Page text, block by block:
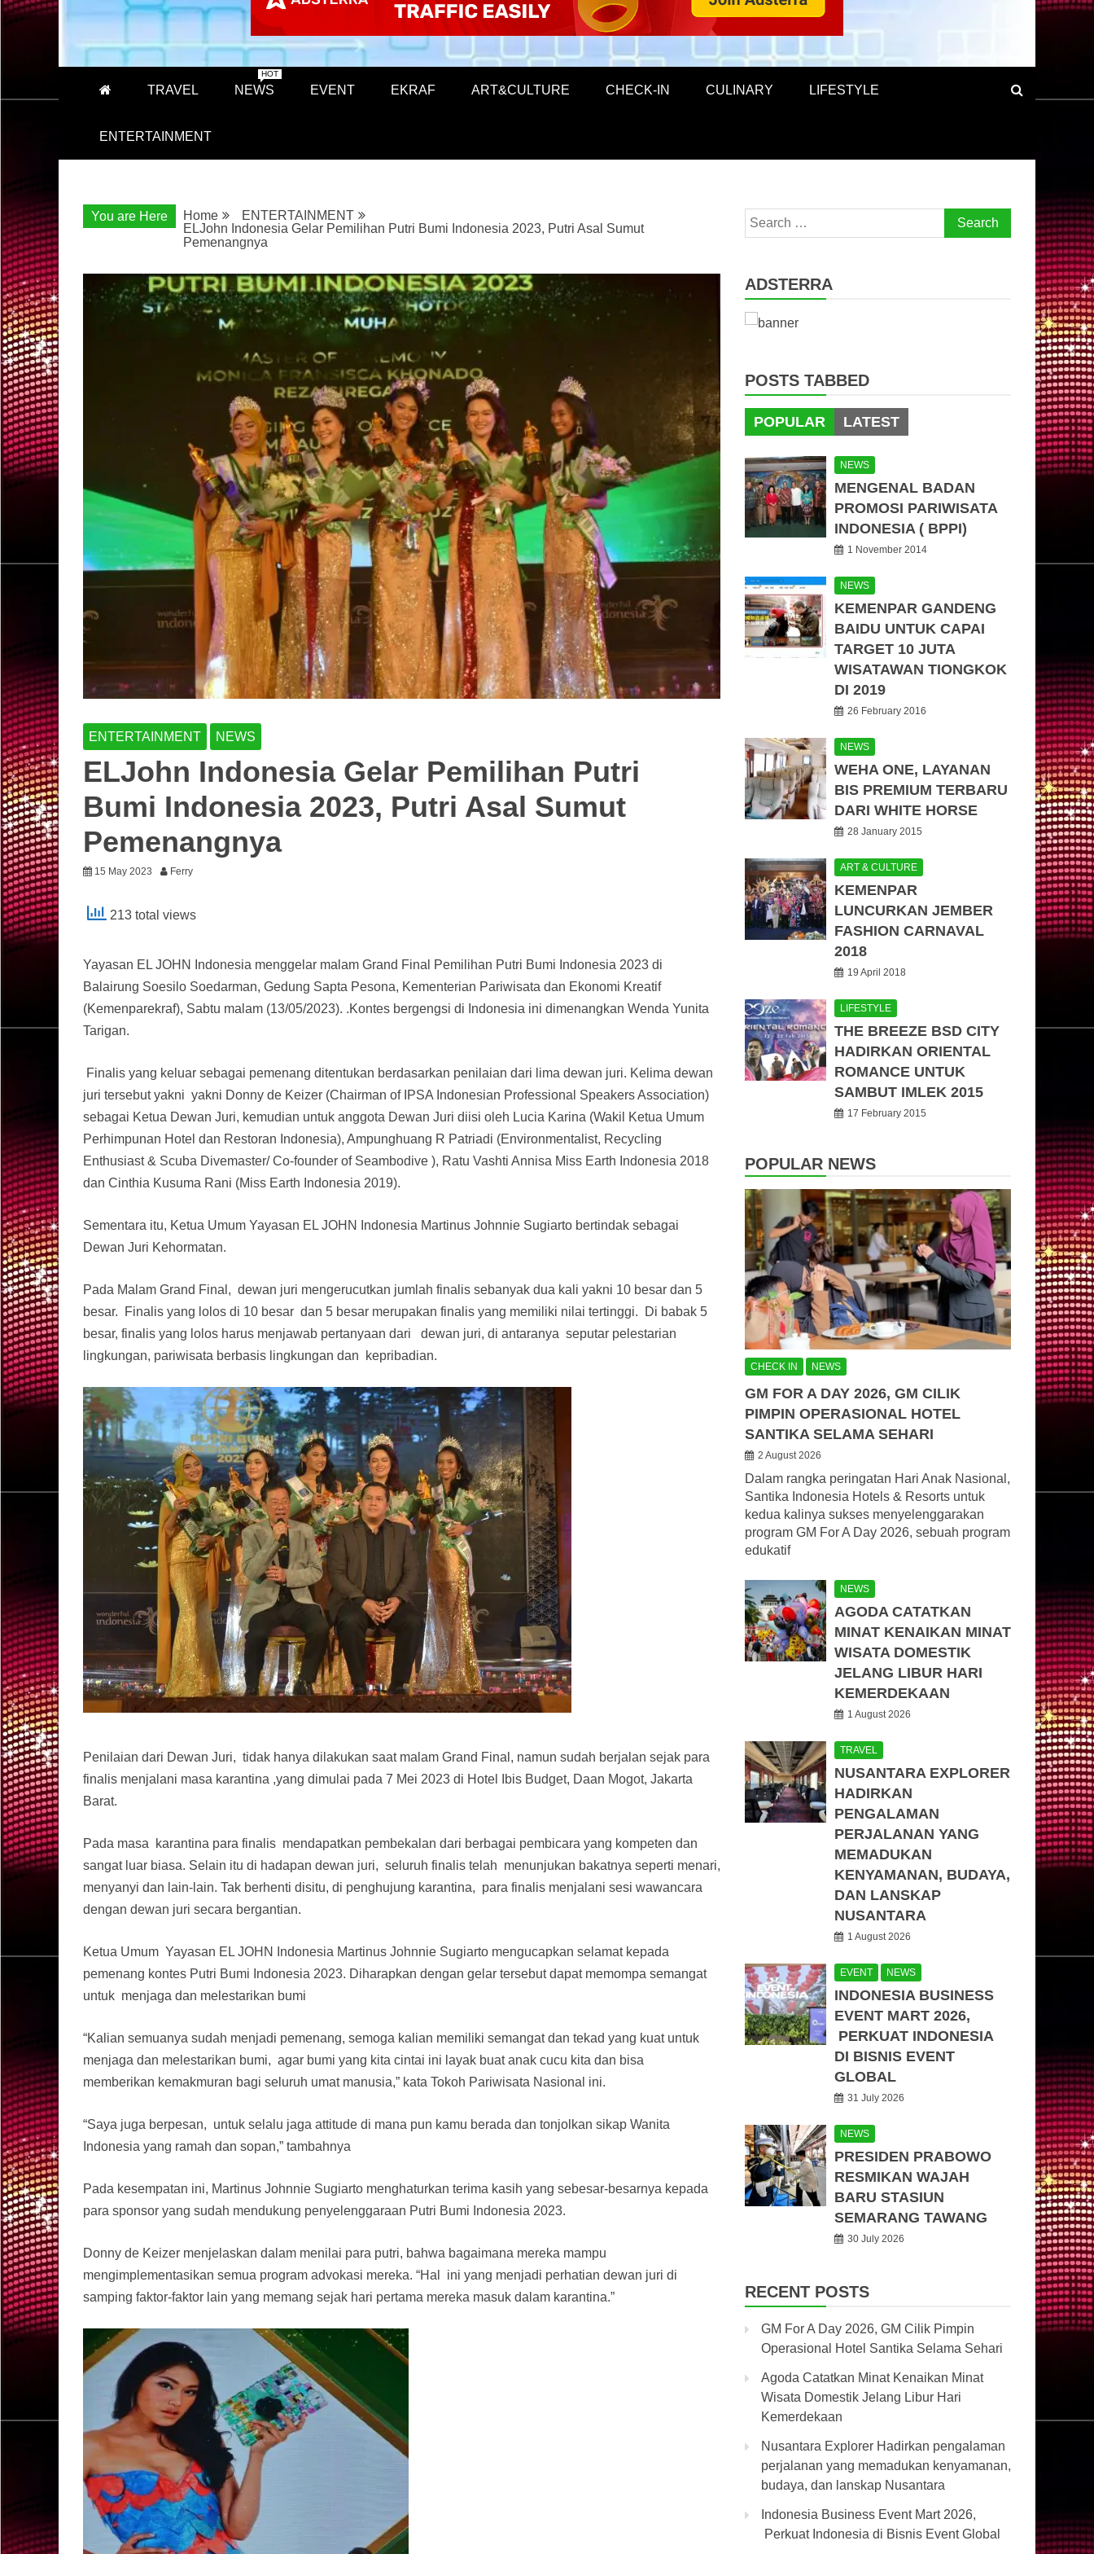
TRAVEL NEWS
HOT
EVENT EKRAF ART&CULTURE CHECK-IN CULINARY LIFESTYLE
ENTERTAINMENT
You are Here Home
ENTERTAINMENT
ELJohn Indonesia Gelar Pemilihan Putri Bumi Indonesia 2023, Putri Asal Sumut
Pemenangnya
ENTERTAINMENT NEWS
ELJohn Indonesia Gelar Pemilihan Putri
Bumi Indonesia 2023, Putri Asal Sumut
Pemenangnya
15 May 2023 Ferry
213 total views
Yayasan EL JOHN Indonesia menggelar malam Grand Final Pemilihan Putri Bumi Indonesia 2023 di
Balairung Soesilo Soedarman, Gedung Sapta Pesona, Kementerian Pariwisata dan Ekonomi Kreatif
(Kemenparekraf), Sabtu malam (13/05/2023). .Kontes bergengsi di Indonesia ini dimenangkan Wenda Yunita
Tarigan.
Finalis yang keluar sebagai pemenang ditentukan berdasarkan penilaian dari lima dewan juri. Kelima dewan
juri tersebut yakni yakni Donny de Keizer (Chairman of IPSA Indonesian Professional Speakers Association)
sebagai Ketua Dewan Juri, kemudian untuk anggota Dewan Juri diisi oleh Lucia Karina (Wakil Ketua Umum
Perhimpunan Hotel dan Restoran Indonesia), Ampunghuang R Patriadi (Environmentalist, Recycling
Enthusiast & Scuba Divemaster/ Co-founder of Seambodive ), Ratu Vashti Annisa Miss Earth Indonesia 2018
dan Cinthia Kusuma Rani (Miss Earth Indonesia 2019).
Sementara itu, Ketua Umum Yayasan EL JOHN Indonesia Martinus Johnnie Sugiarto bertindak sebagai
Dewan Juri Kehormatan.
Pada Malam Grand Final, dewan juri mengerucutkan jumlah finalis sebanyak dua kali yakni 10 besar dan 5
besar. Finalis yang lolos di 10 besar dan 5 besar merupakan finalis yang memiliki nilai tertinggi. Di babak 5
besar, finalis yang lolos harus menjawab pertanyaan dari dewan juri, di antaranya seputar pelestarian
lingkungan, pariwisata berbasis lingkungan dan kepribadian.
Penilaian dari Dewan Juri, tidak hanya dilakukan saat malam Grand Final, namun sudah berjalan sejak para
finalis menjalani masa karantina ,yang dimulai pada 7 Mei 2023 di Hotel Ibis Budget, Daan Mogot, Jakarta
Barat.
Pada masa karantina para finalis mendapatkan pembekalan dari berbagai pembicara yang kompeten dan
sangat luar biasa. Selain itu di hadapan dewan juri, seluruh finalis telah menunjukan bakatnya seperti menari,
menyanyi dan lain-lain. Tak berhenti disitu, di penghujung karantina, para finalis menjalani sesi wawancara
dengan dewan juri secara bergantian.
Ketua Umum Yayasan EL JOHN Indonesia Martinus Johnnie Sugiarto mengucapkan selamat kepada
pemenang kontes Putri Bumi Indonesia 2023. Diharapkan dengan gelar tersebut dapat memompa semangat
untuk menjaga dan melestarikan bumi
“Kalian semuanya sudah menjadi pemenang, semoga kalian memiliki semangat dan tekad yang kuat untuk
menjaga dan melestarikan bumi, agar bumi yang kita cintai ini layak buat anak cucu kita dan bisa
memberikan kemakmuran bagi seluruh umat manusia,” kata Tokoh Pariwisata Nasional ini.
“Saya juga berpesan, untuk selalu jaga attitude di mana pun kamu berada dan tonjolkan sikap Wanita
Indonesia yang ramah dan sopan,” tambahnya
Pada kesempatan ini, Martinus Johnnie Sugiarto menghaturkan terima kasih yang sebesar-besarnya kepada
para sponsor yang sudah mendukung penyelenggaraan Putri Bumi Indonesia 2023.
Donny de Keizer menjelaskan dalam menilai para putri, bahwa bagaimana mereka mampu
mengimplementasikan semua program advokasi mereka. “Hal ini yang menjadi perhatian dewan juri di
samping faktor-faktor lain yang memang sejak hari pertama mereka masuk dalam karantina.”
Search
for:
ADSTERRA
POSTS TABBED
POPULAR LATEST
NEWS
MENGENAL BADAN
PROMOSI PARIWISATA
INDONESIA ( BPPI)
1 November 2014
NEWS
KEMENPAR GANDENG
BAIDU UNTUK CAPAI
TARGET 10 JUTA
WISATAWAN TIONGKOK
DI 2019
26 February 2016
NEWS
WEHA ONE, LAYANAN
BIS PREMIUM TERBARU
DARI WHITE HORSE
28 January 2015
ART & CULTURE
KEMENPAR
LUNCURKAN JEMBER
FASHION CARNAVAL
2018
19 April 2018
LIFESTYLE
THE BREEZE BSD CITY
HADIRKAN ORIENTAL
ROMANCE UNTUK
SAMBUT IMLEK 2015
17 February 2015
POPULAR NEWS
CHECK IN NEWS
GM FOR A DAY 2026, GM CILIK
PIMPIN OPERASIONAL HOTEL
SANTIKA SELAMA SEHARI
2 August 2026
Dalam rangka peringatan Hari Anak Nasional,
Santika Indonesia Hotels & Resorts untuk
kedua kalinya sukses menyelenggarakan
program GM For A Day 2026, sebuah program
edukatif
NEWS
AGODA CATATKAN
MINAT KENAIKAN MINAT
WISATA DOMESTIK
JELANG LIBUR HARI
KEMERDEKAAN
1 August 2026
TRAVEL
NUSANTARA EXPLORER
HADIRKAN
PENGALAMAN
PERJALANAN YANG
MEMADUKAN
KENYAMANAN, BUDAYA,
DAN LANSKAP
NUSANTARA
1 August 2026
EVENT NEWS
INDONESIA BUSINESS
EVENT MART 2026,
PERKUAT INDONESIA
DI BISNIS EVENT
GLOBAL
31 July 2026
NEWS
PRESIDEN PRABOWO
RESMIKAN WAJAH
BARU STASIUN
SEMARANG TAWANG
30 July 2026
RECENT POSTS
GM For A Day 2026, GM Cilik Pimpin
Operasional Hotel Santika Selama Sehari
Agoda Catatkan Minat Kenaikan Minat
Wisata Domestik Jelang Libur Hari
Kemerdekaan
Nusantara Explorer Hadirkan pengalaman
perjalanan yang memadukan kenyamanan,
budaya, dan lanskap Nusantara
Indonesia Business Event Mart 2026,
Perkuat Indonesia di Bisnis Event Global